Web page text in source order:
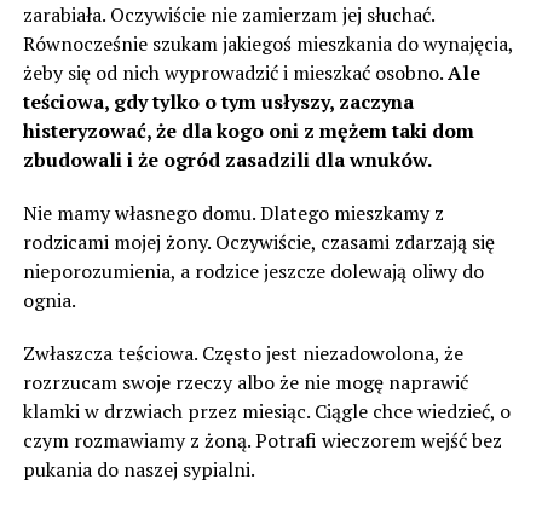
zarabiała. Oczywiście nie zamierzam jej słuchać.
Równocześnie szukam jakiegoś mieszkania do wynajęcia,
żeby się od nich wyprowadzić i mieszkać osobno.Ale
teściowa, gdy tylko o tym usłyszy, zaczyna
histeryzować, że dla kogo oni z mężem taki dom
zbudowali i że ogród zasadzili dla wnuków.
Nie mamy własnego domu. Dlatego mieszkamy z
rodzicami mojej żony. Oczywiście, czasami zdarzają się
nieporozumienia, a rodzice jeszcze dolewają oliwy do
ognia.
Zwłaszcza teściowa. Często jest niezadowolona, że
rozrzucam swoje rzeczy albo że nie mogę naprawić
klamki w drzwiach przez miesiąc. Ciągle chce wiedzieć, o
czym rozmawiamy z żoną. Potrafi wieczorem wejść bez
pukania do naszej sypialni.